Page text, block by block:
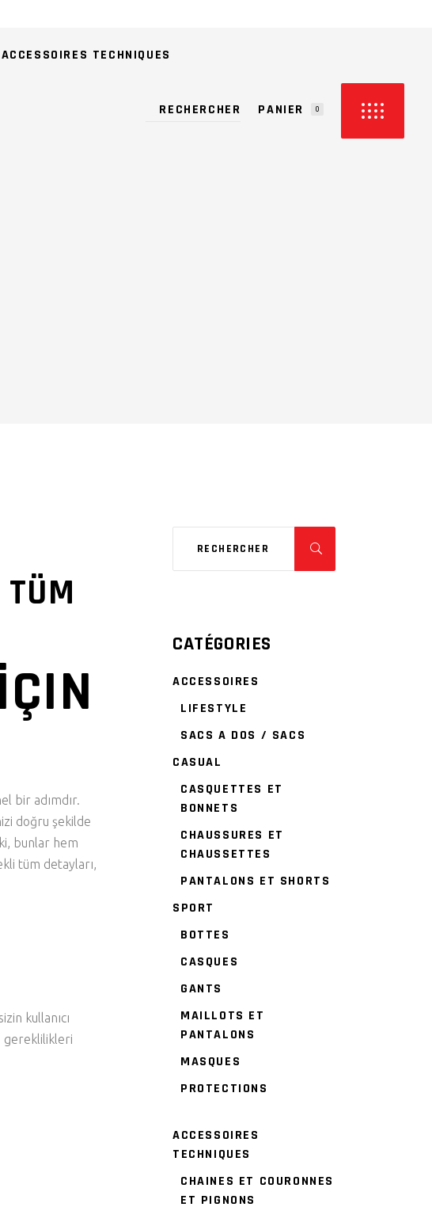
ACCESSOIRES TECHNIQUES
PANIER 0
bir adımdır.
doğru şekilde
bunlar hem
tüm detayları,
kullanıcı
gereklilikleri
CATÉGORIES
ACCESSOIRES
LIFESTYLE
SACS A DOS / SACS
CASUAL
CASQUETTES ET
BONNETS
CHAUSSURES ET
CHAUSSETTES
PANTALONS ET SHORTS
SPORT
BOTTES
CASQUES
GANTS
MAILLOTS ET
PANTALONS
MASQUES
PROTECTIONS
ACCESSOIRES
TECHNIQUES
CHAINES ET COURONNES
ET PIGNONS